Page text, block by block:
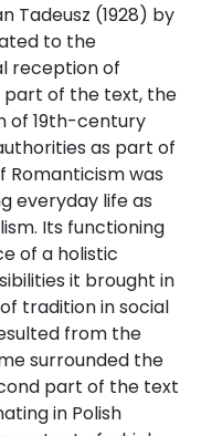
Tadeusz (1928) by
to the
reception of
part of the text, the
of 19th-century
as part of
Romanticism was
everyday life as
Its functioning
of a holistic
it brought in
tradition in social
from the
surrounded the
part of the text
in Polish